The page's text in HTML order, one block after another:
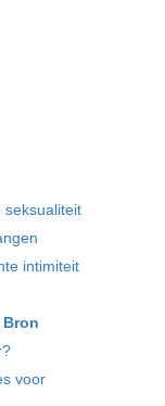
seksualiteit
intimiteit
voor